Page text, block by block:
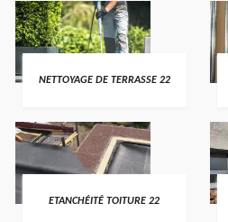
NETTOYAGE DE TERRASSE 22
ETANCHÉITÉ TOITURE 22